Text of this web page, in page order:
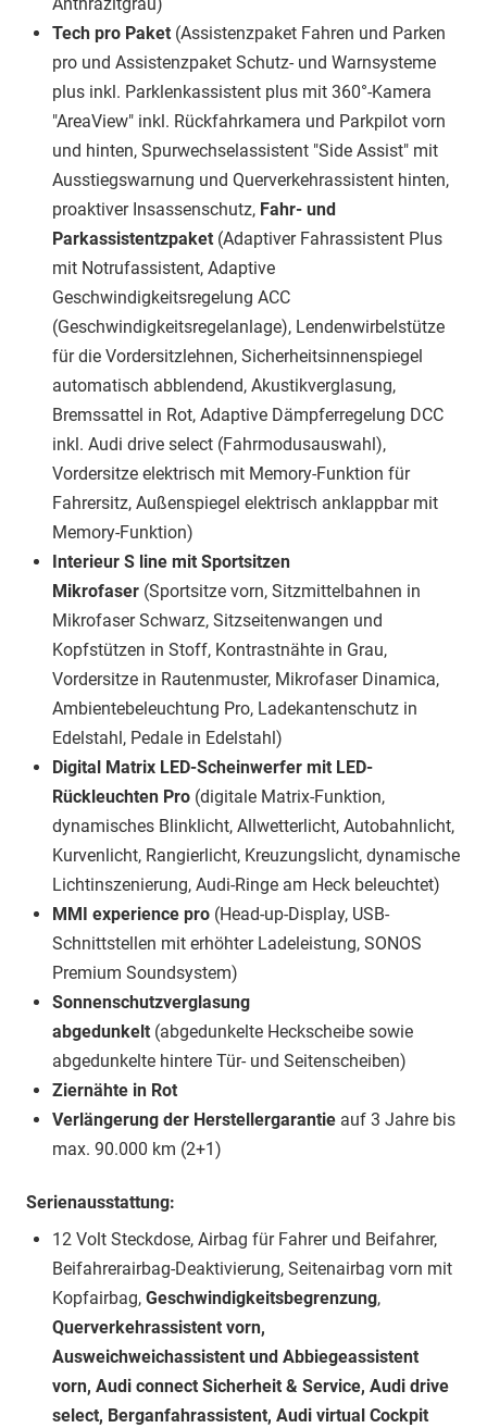
Tech pro Paket (Assistenzpaket Fahren und Parken
pro und Assistenzpaket Schutz- und Warnsysteme
plus inkl. Parklenkassistent plus mit 360°-Kamera
"AreaView" inkl. Rückfahrkamera und Parkpilot vorn
und hinten, Spurwechselassistent "Side Assist" mit
Ausstiegswarnung und Querverkehrassistent hinten,
proaktiver Insassenschutz, Fahr- und
Parkassistentzpaket (Adaptiver Fahrassistent Plus
mit Notrufassistent, Adaptive
Geschwindigkeitsregelung ACC
(Geschwindigkeitsregelanlage), Lendenwirbelstütze
für die Vordersitzlehnen, Sicherheitsinnenspiegel
automatisch abblendend, Akustikverglasung,
Bremssattel in Rot, Adaptive Dämpferregelung DCC
inkl. Audi drive select (Fahrmodusauswahl),
Vordersitze elektrisch mit Memory-Funktion für
Fahrersitz, Außenspiegel elektrisch anklappbar mit
Memory-Funktion)
Interieur S line mit Sportsitzen
Mikrofaser (Sportsitze vorn, Sitzmittelbahnen in
Mikrofaser Schwarz, Sitzseitenwangen und
Kopfstützen in Stoff, Kontrastnähte in Grau,
Vordersitze in Rautenmuster, Mikrofaser Dinamica,
Ambientebeleuchtung Pro, Ladekantenschutz in
Edelstahl, Pedale in Edelstahl)
Digital Matrix LED-Scheinwerfer mit LED-
Rückleuchten Pro (digitale Matrix-Funktion,
dynamisches Blinklicht, Allwetterlicht, Autobahnlicht,
Kurvenlicht, Rangierlicht, Kreuzungslicht, dynamische
Lichtinszenierung, Audi-Ringe am Heck beleuchtet)
MMI experience pro (Head-up-Display, USB-
Schnittstellen mit erhöhter Ladeleistung, SONOS
Premium Soundsystem)
Sonnenschutzverglasung
abgedunkelt (abgedunkelte Heckscheibe sowie
abgedunkelte hintere Tür- und Seitenscheiben)
Ziernähte in Rot
Verlängerung der Herstellergarantie auf 3 Jahre bis
max. 90.000 km (2+1)
Serienausstattung:
12 Volt Steckdose, Airbag für Fahrer und Beifahrer,
Beifahrerairbag-Deaktivierung, Seitenairbag vorn mit
Kopfairbag, Geschwindigkeitsbegrenzung,
Querverkehrassistent vorn,
Ausweichweichassistent und Abbiegeassistent
vorn, Audi connect Sicherheit & Service, Audi drive
select, Berganfahrassistent, Audi virtual Cockpit